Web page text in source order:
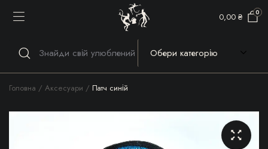
0,00 ₴ 0
Головна Аксесуари Патч синій